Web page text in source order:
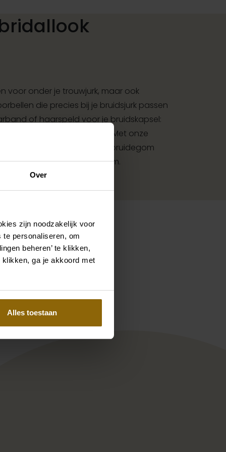
Over
zijn noodzakelijk voor
personaliseren, om
beheren’ te klikken,
klikken, ga je akkoord met
Alles toestaan
voor onder je trouwjurk, maar ook
die precies bij je bruidsjurk passen
of haarspeld voor je bruidskapsel:
bijpassende accessoires. Met onze
accessoires voor bruid en bruidegom
jouw jurk of trouwkostuum.
1N152RASOEP1400
Pinterest
Oreasposa L1136